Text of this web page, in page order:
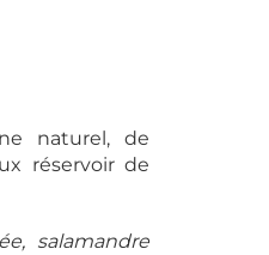
naturel, de
réservoir de
salamandre